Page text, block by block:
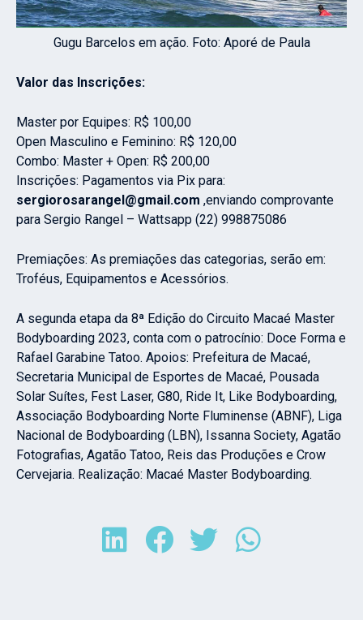
Gugu Barcelos em ação. Foto: Aporé de Paula
Valor das Inscrições:
Master por Equipes: R$ 100,00
Open Masculino e Feminino: R$ 120,00
Combo: Master + Open: R$ 200,00
Inscrições: Pagamentos via Pix para:
sergiorosarangel@gmail.com ,enviando comprovante
para Sergio Rangel – Wattsapp (22) 998875086
Premiações: As premiações das categorias, serão em:
Troféus, Equipamentos e Acessórios.
A segunda etapa da 8ª Edição do Circuito Macaé Master
Bodyboarding 2023, conta com o patrocínio: Doce Forma e
Rafael Garabine Tatoo. Apoios: Prefeitura de Macaé,
Secretaria Municipal de Esportes de Macaé, Pousada
Solar Suítes, Fest Laser, G80, Ride It, Like Bodyboarding,
Associação Bodyboarding Norte Fluminense (ABNF), Liga
Nacional de Bodyboarding (LBN), Issanna Society, Agatão
Fotografias, Agatão Tatoo, Reis das Produções e Crow
Cervejaria. Realização: Macaé Master Bodyboarding.